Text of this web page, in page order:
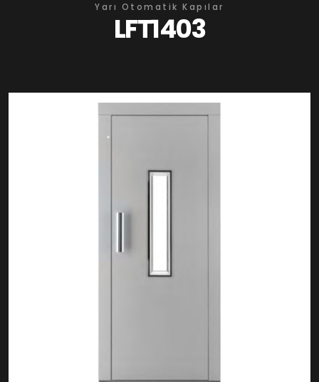
Yarı Otomatik Kapılar
LFT1403